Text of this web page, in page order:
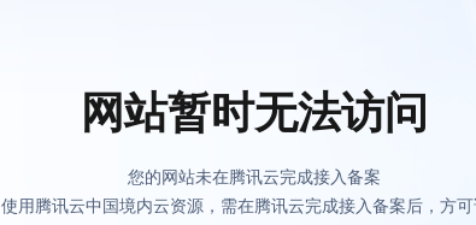
网站暂时无法访问
您的网站未在腾讯云完成接入备案
使用腾讯云中国境内云资源，需在腾讯云完成接入备案后，方